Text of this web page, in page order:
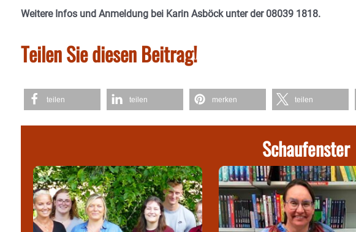
Weitere Infos und Anmeldung bei Karin Asböck unter der 08039 1818.
Teilen Sie diesen Beitrag!
teilen teilen merken teilen
Schaufenster